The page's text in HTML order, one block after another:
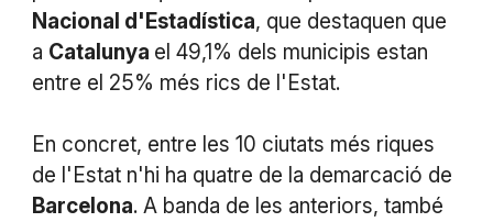
Nacional d'Estadística, que destaquen que
a Catalunya el 49,1% dels municipis estan
entre el 25% més rics de l'Estat.
En concret, entre les 10 ciutats més riques
de l'Estat n'hi ha quatre de la demarcació de
Barcelona. A banda de les anteriors, també